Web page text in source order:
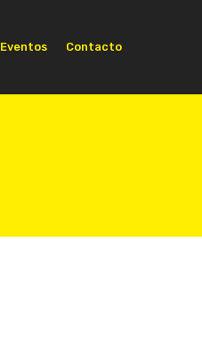
Eventos Contacto